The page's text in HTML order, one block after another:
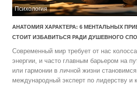
Психология
АНАТОМИЯ ХАРАКТЕРА: 6 МЕНТАЛЬНЫХ
СТОИТ ИЗБАВИТЬСЯ РАДИ ДУШЕВНОГО
Современный мир требует от нас
энергии, и часто главным барьером на
или гармонии в личной жизни
международный эксперт по лидерству и